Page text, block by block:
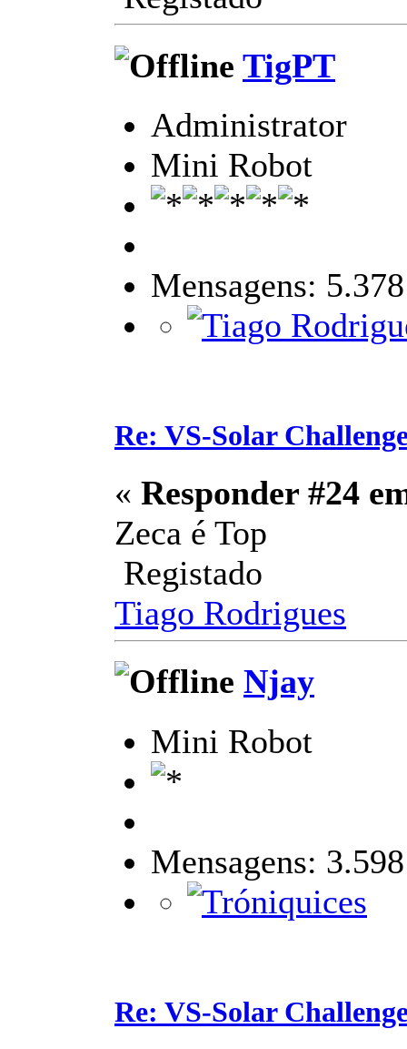
TigPT
Administrator
Mini Robot
Mensagens: 5.378
Re: VS-Solar
« Responder #24
Zeca é Top
Registado
Tiago Rodrigues
Njay
Mini Robot
Mensagens: 3.598
Re: VS-Solar